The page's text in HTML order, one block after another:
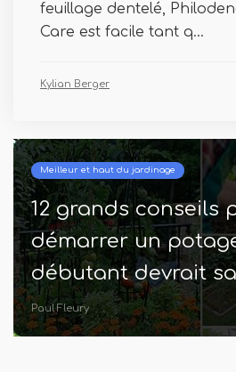
feuillage dentelé,
Care est facile tant q...
Kylian Berger
Meilleur et haut du jardinage
12 grands conseils
démarrer un
débutant devrait
Paul Fleury